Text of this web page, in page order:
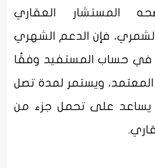
المستشار العقاري
فإن الدعم الشهري
في حساب المستفيد وفقًا
ويستمر لمدة تصل
مما يساعد على تحمل جزء من